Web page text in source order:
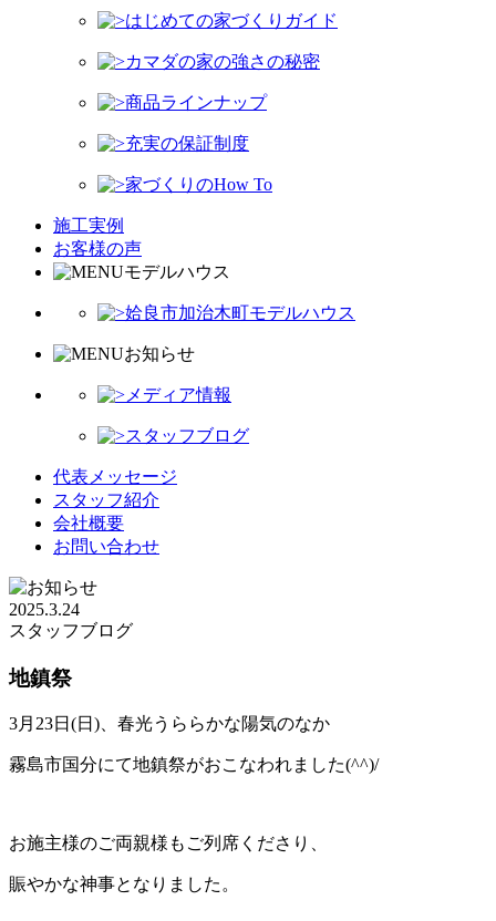
はじめての家づくりガイド
カマダの家の強さの秘密
商品ラインナップ
充実の保証制度
家づくりのHow To
施工実例
お客様の声
モデルハウス
姶良市加治木町モデルハウス
お知らせ
メディア情報
スタッフブログ
代表メッセージ
スタッフ紹介
会社概要
お問い合わせ
2025.3.24
スタッフブログ
地鎮祭
3月23日(日)、春光うららかな陽気のなか
霧島市国分にて地鎮祭がおこなわれました(^^)/
お施主様のご両親様もご列席くださり、
賑やかな神事となりました。